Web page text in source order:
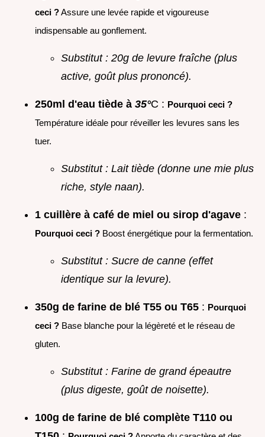
ceci ?Assure une levée rapide et vigoureuse
indispensable au gonflement.
Substitut : 20g de levure fraîche (plus
active, goût plus prononcé).
250ml d'eau tiède à 35°C : Pourquoi ceci ?
Température idéale pour réveiller les levures sans les
tuer.
Substitut : Lait tiède (donne une mie plus
riche, style naan).
1 cuillère à café de miel ou sirop d'agave :
Pourquoi ceci ? Boost énergétique pour la fermentation.
Substitut : Sucre de canne (effet
identique sur la levure).
350g de farine de blé T55 ou T65 : Pourquoi
ceci ? Base blanche pour la légèreté et le réseau de
gluten.
Substitut : Farine de grand épeautre
(plus digeste, goût de noisette).
100g de farine de blé complète T110 ou